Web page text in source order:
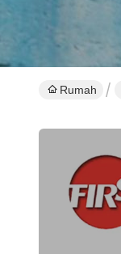
Rumah